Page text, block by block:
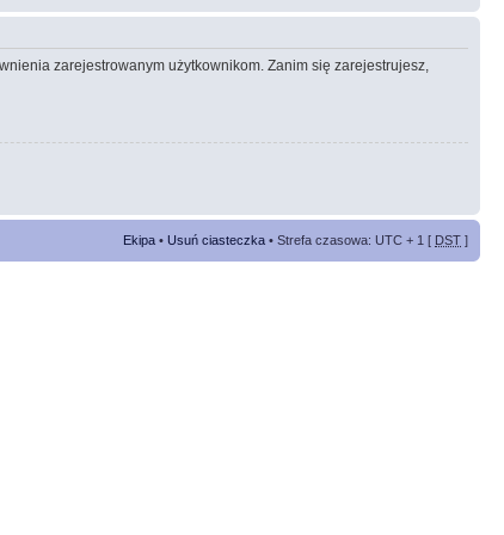
zarejestrowanym użytkownikom. Zanim się zarejestrujesz,
Ekipa • Usuń ciasteczka • Strefa czasowa: UTC + 1 [ DST ]